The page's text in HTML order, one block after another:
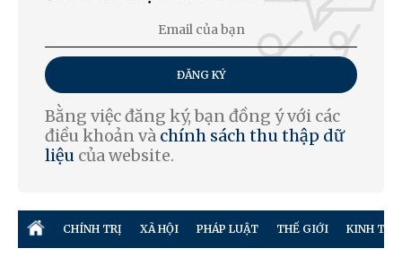
ĐĂNG KÝ
Bằng việc đăng ký, bạn đồng ý với các
điều khoản và chính sách thu thập dữ
liệu của website.
CHÍNH TRỊ XÃ HỘI PHÁP LUẬT THẾ GIỚI KINH TẾ